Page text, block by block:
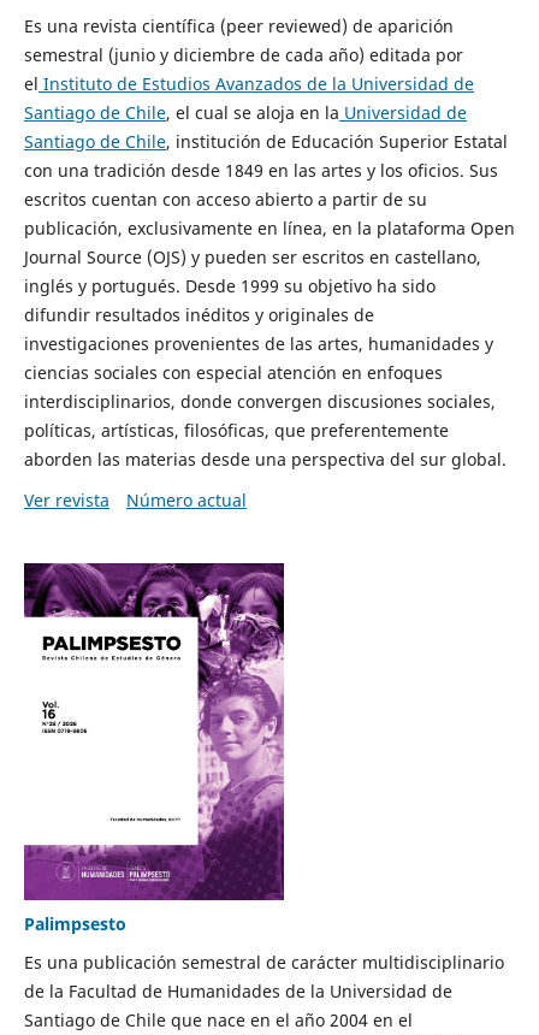
Es una revista científica (peer reviewed) de aparición
semestral (junio y diciembre de cada año) editada por
el Instituto de Estudios Avanzados de la Universidad de
Santiago de Chile, el cual se aloja en la Universidad de
Santiago de Chile, institución de Educación Superior Estatal
con una tradición desde 1849 en las artes y los oficios. Sus
escritos cuentan con acceso abierto a partir de su
publicación, exclusivamente en línea, en la plataforma Open
Journal Source (OJS) y pueden ser escritos en castellano,
inglés y portugués. Desde 1999 su objetivo ha sido
difundir resultados inéditos y originales de
investigaciones provenientes de las artes, humanidades y
ciencias sociales con especial atención en enfoques
interdisciplinarios, donde convergen discusiones sociales,
políticas, artísticas, filosóficas, que preferentemente
aborden las materias desde una perspectiva del sur global.
Ver revista
Número actual
Palimpsesto
Es una publicación semestral de carácter multidisciplinario
de la Facultad de Humanidades de la Universidad de
Santiago de Chile que nace en el año 2004 en el